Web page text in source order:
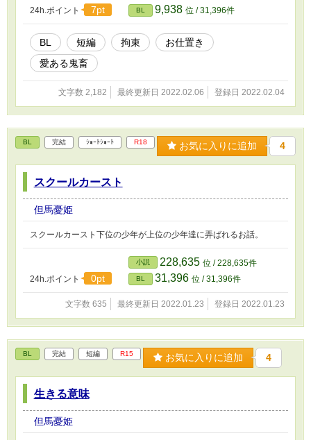
24h.ポイント 7pt BL 9,938 位 / 31,396件
BL 短編 拘束
お仕置き
愛ある鬼畜
文字数 2,182 最終更新日 2022.02.06 登録日 2022.02.04
BL 完結 ｼｮｰﾄｼｮｰﾄ R18 お気に入りに追加 4
スクールカースト
但馬憂姫
スクールカースト下位の少年が上位の少年達に弄ばれるお話。
24h.ポイント 0pt
小説 228,635 位 / 228,635件
BL 31,396 位 / 31,396件
文字数 635 最終更新日 2022.01.23 登録日 2022.01.23
BL 完結 短編 R15 お気に入りに追加 4
生きる意味
但馬憂姫